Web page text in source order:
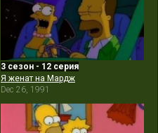
3 сезон - 12 серия
Я женат на Мардж
Dec 26, 1991